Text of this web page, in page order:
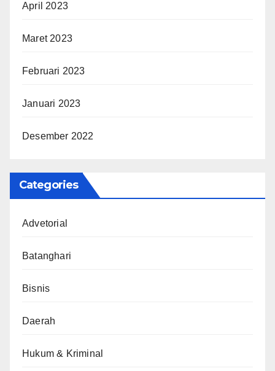
April 2023
Maret 2023
Februari 2023
Januari 2023
Desember 2022
Categories
Advetorial
Batanghari
Bisnis
Daerah
Hukum & Kriminal